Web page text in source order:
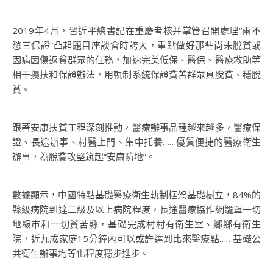
2019年4月，習近平總書記在重慶考核并掌管召開處理“兩不
愁三保證”凸起題目座談會時誇大，重點做好那些尚未脫貧或
因病因傷返貧群眾的任務，加速完美低保、醫保、醫療救助等
相干攙扶和保證辦法，用軌制系統保證貧苦群眾真脫貧、穩脫
貧。
跟著安康扶貧工程深刻推動，醫療辦事品種越來越多，醫療保
證、長途辦事、村醫上門、集中托養……優質便捷的醫療衛生
辦事，為脫貧攻堅筑起“安康防地”。
數據顯示，中國特點基礎醫療衛生軌制框架基礎樹立，84%的
縣級病院到達二級及以上病院程度，長途醫療協作網籠罩一切
地級市和一切貧苦縣，基礎完成村村有衛生室、鄉鄉有衛生
院，近九成家庭15分鐘內可以或許達到比來醫療點……基礎公
共衛生辦事均等化程度穩步進步。